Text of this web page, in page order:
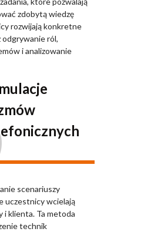
zdobytą wiedzę
rozwijają konkretne
ról,
i analizowanie
scenariuszy
uczestnicy wcielają
i klienta. Ta metoda
technik